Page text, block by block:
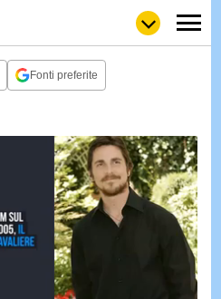
LOLGULP
LOVENEWS
STORIE
VIDEO
& TV
Fonti preferite